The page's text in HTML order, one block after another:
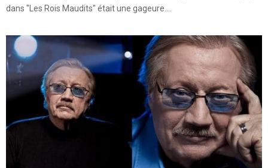
dans "Les Rois Maudits" était une gageure....